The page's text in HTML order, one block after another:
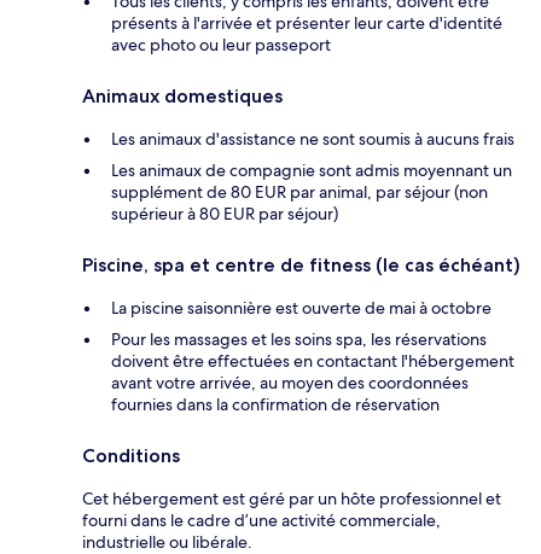
présents à l'arrivée et présenter leur carte d'identité
avec photo ou leur passeport
Animaux domestiques
Les animaux d'assistance ne sont soumis à aucuns frais
Les animaux de compagnie sont admis moyennant un
supplément de 80 EUR par animal, par séjour (non
supérieur à 80 EUR par séjour)
Piscine, spa et centre de fitness (le cas échéant)
La piscine saisonnière est ouverte de mai à octobre
Pour les massages et les soins spa, les réservations
doivent être effectuées en contactant l'hébergement
avant votre arrivée, au moyen des coordonnées
fournies dans la confirmation de réservation
Conditions
Cet hébergement est géré par un hôte professionnel et
fourni dans le cadre d’une activité commerciale,
industrielle ou libérale.